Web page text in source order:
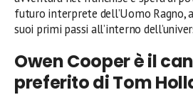
futuro interprete dell’Uomo Ragno,
suoi primi passi all’interno
Owen Cooper è il
preferito di Tom